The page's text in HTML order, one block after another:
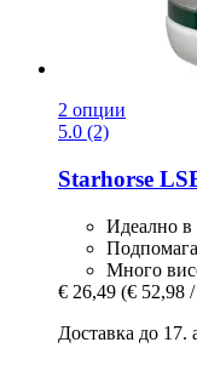
2 опции
5.0 (2)
Starhorse
Идеално в
Много
€ 26,49 (€ 52,98
Доставка до 17.